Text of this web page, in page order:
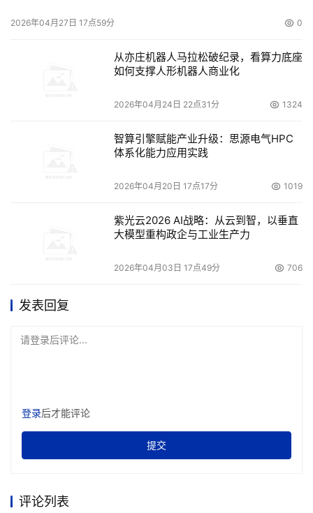
容灾、可用性日益增长的需求。
2026年04月27日 17点59分 0
从亦庄机器人马拉松破纪录，看算力底座
如何支撑人形机器人商业化
2026年04月24日 22点31分 1324
智算引擎赋能产业升级：思源电气HPC
体系化能力应用实践
2026年04月20日 17点17分 1019
紫光云2026 AI战略：从云到智，以垂直
大模型重构政企与工业生产力
2026年04月03日 17点49分 706
发表回复
请登录后评论...
登录后才能评论
提交
评论列表